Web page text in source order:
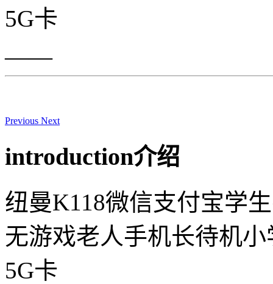
5G卡
——
Previous Next
introduction介绍
纽曼K118微信支付宝学
无游戏老人手机长待机
5G卡